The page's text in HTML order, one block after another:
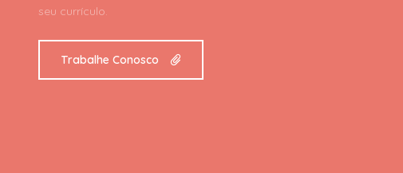
seu currículo.
Trabalhe Conosco